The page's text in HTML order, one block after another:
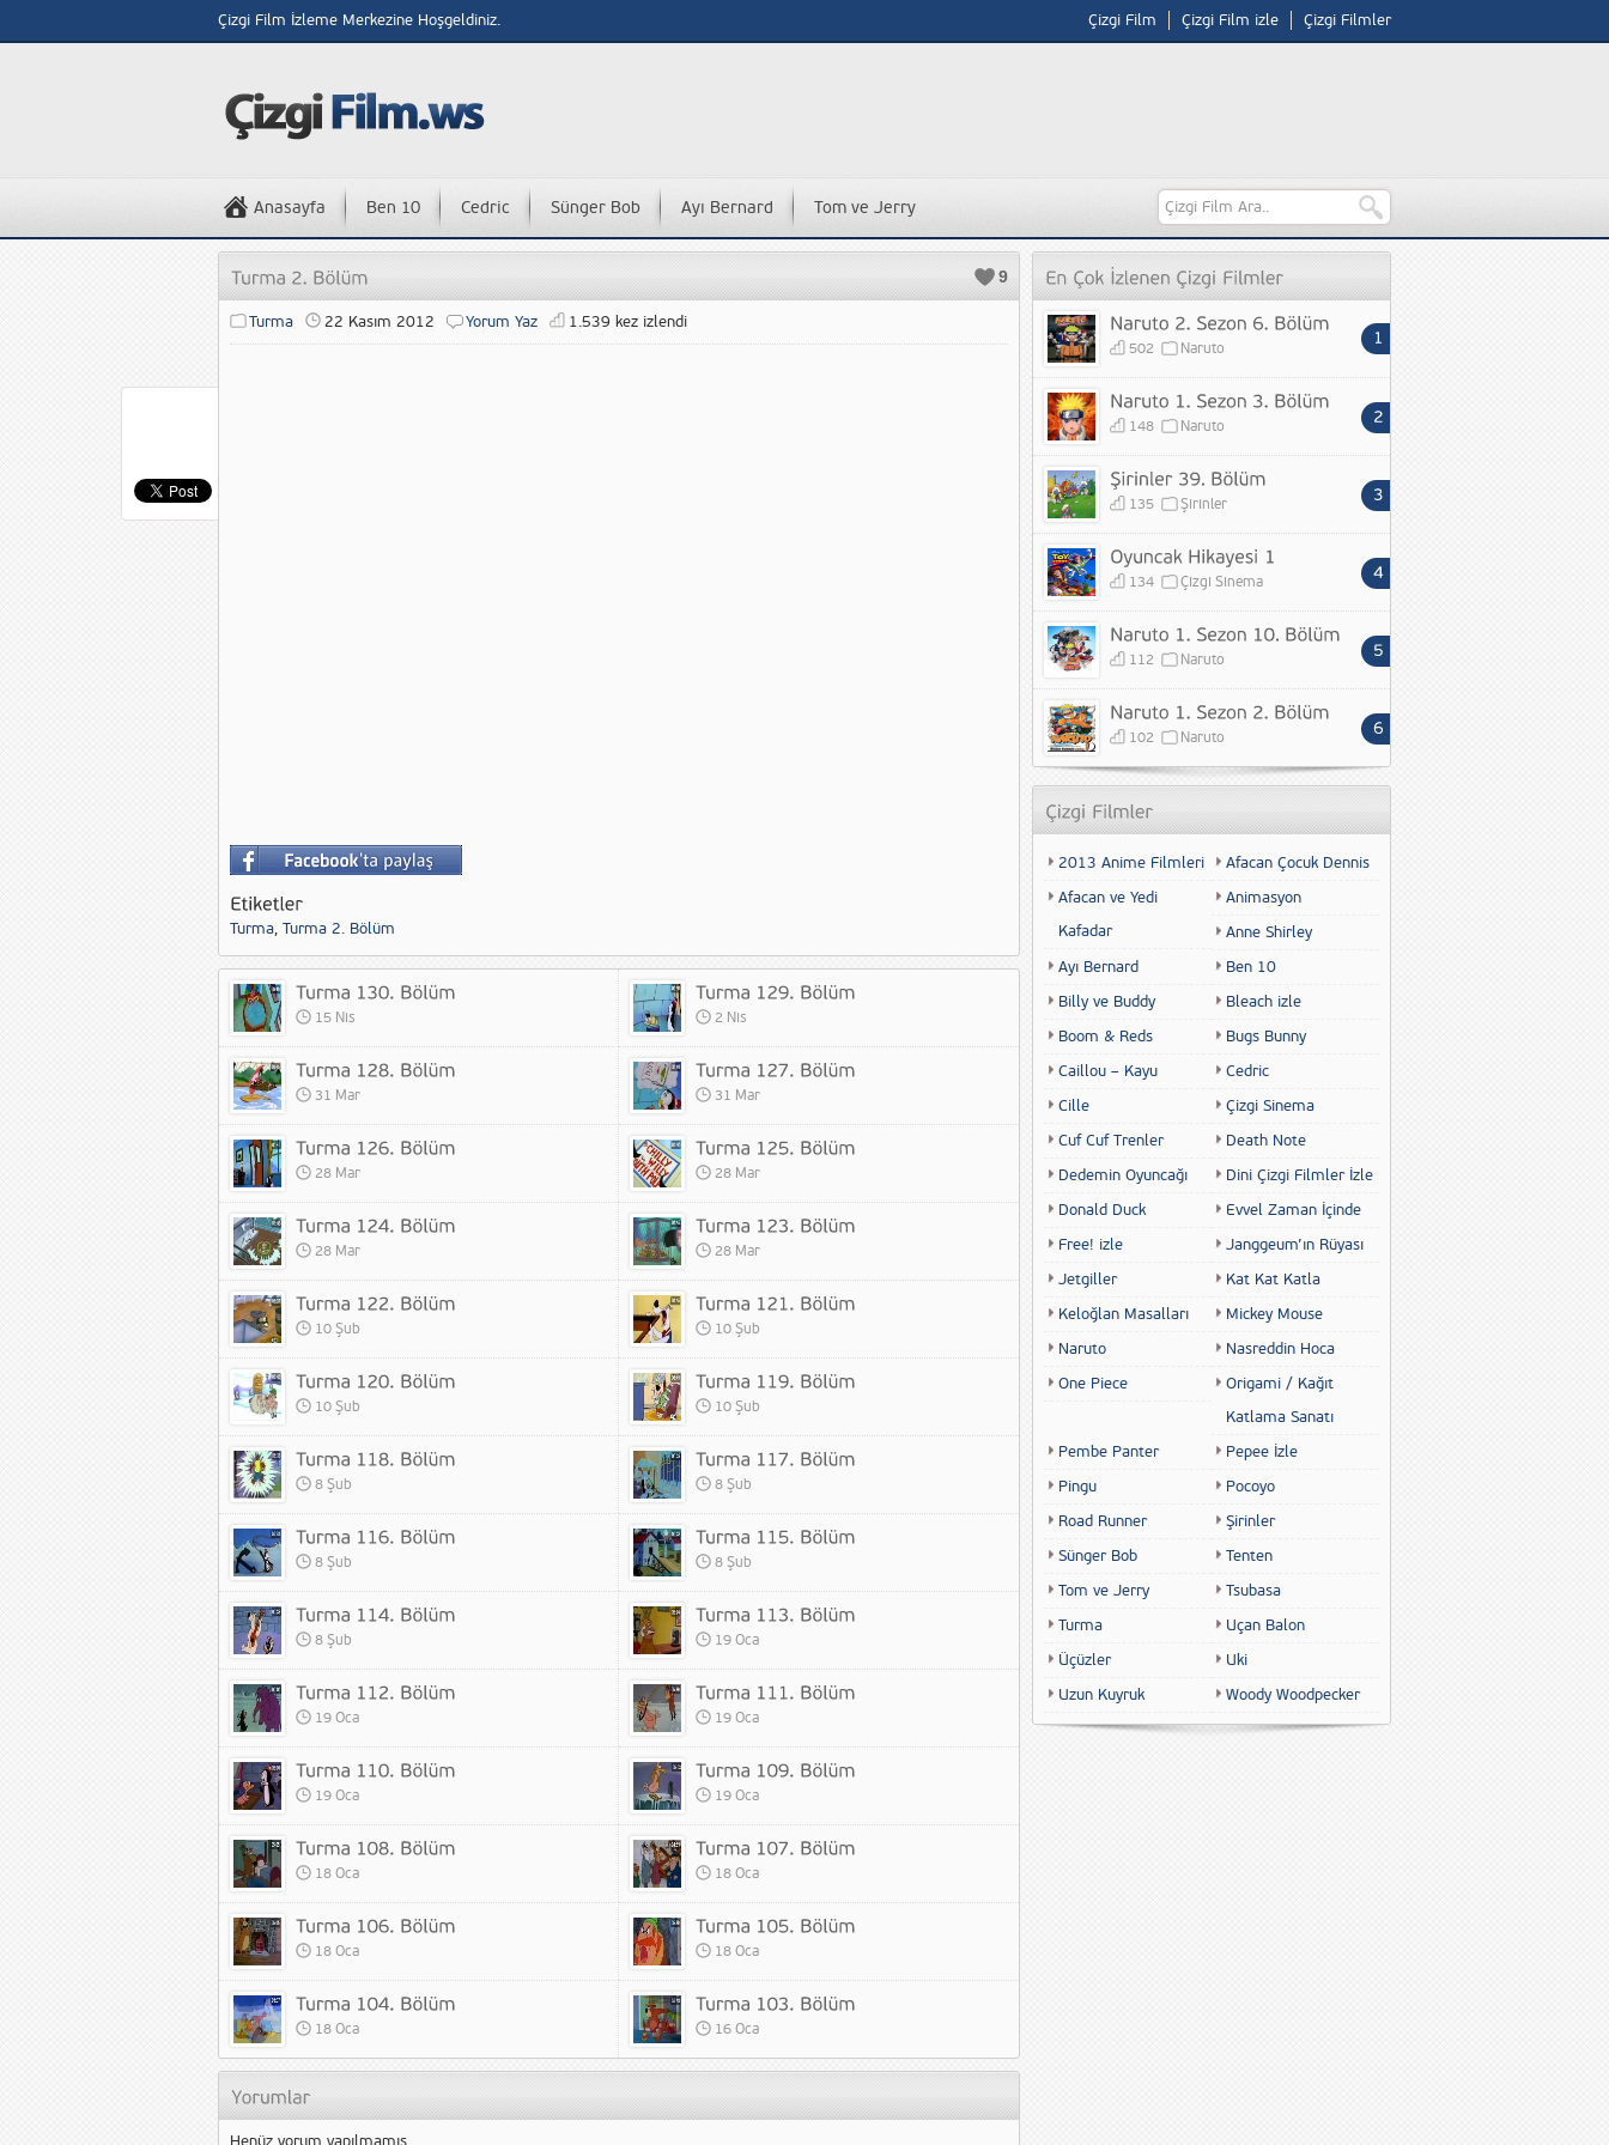
Çizgi Film İzleme Merkezine Hoşgeldiniz. Çizgi Film Çizgi Film izle Çizgi Filmler
Anasayfa Ben 10 Cedric Sünger Bob Ayı Bernard Tom ve Jerry
9
Turma 22 Kasım 2012 Yorum Yaz 1.539 kez izlendi
Turma, Turma 2. Bölüm
15 Nis 2 Nis
31 Mar 31 Mar
28 Mar 28 Mar
28 Mar 28 Mar
10 Şub 10 Şub
10 Şub 10 Şub
8 Şub 8 Şub
8 Şub 8 Şub
8 Şub 19 Oca
19 Oca 19 Oca
19 Oca 19 Oca
18 Oca 18 Oca
18 Oca 18 Oca
18 Oca 16 Oca
502 Naruto
148 Naruto
135 Şirinler
134 Çizgi Sinema
112 Naruto
102 Naruto
2013 Anime Filmleri
Afacan Çocuk Dennis
Afacan ve Yedi
Kafadar
Animasyon
Anne Shirley
Ayı Bernard
Ben 10
Billy ve Buddy
Bleach izle
Boom & Reds
Bugs Bunny
Caillou – Kayu
Cedric
Cille
Çizgi Sinema
Cuf Cuf Trenler
Death Note
Dedemin Oyuncağı
Dini Çizgi Filmler İzle
Donald Duck
Evvel Zaman İçinde
Free! izle
Janggeum’ın Rüyası
Jetgiller
Kat Kat Katla
Keloğlan Masalları
Mickey Mouse
Naruto
Nasreddin Hoca
One Piece
Origami / Kağıt
Katlama Sanatı
Pembe Panter
Pepee İzle
Pingu
Pocoyo
Road Runner
Şirinler
Sünger Bob
Tenten
Tom ve Jerry
Tsubasa
Turma
Uçan Balon
Üçüzler
Uki
Uzun Kuyruk
Woody Woodpecker